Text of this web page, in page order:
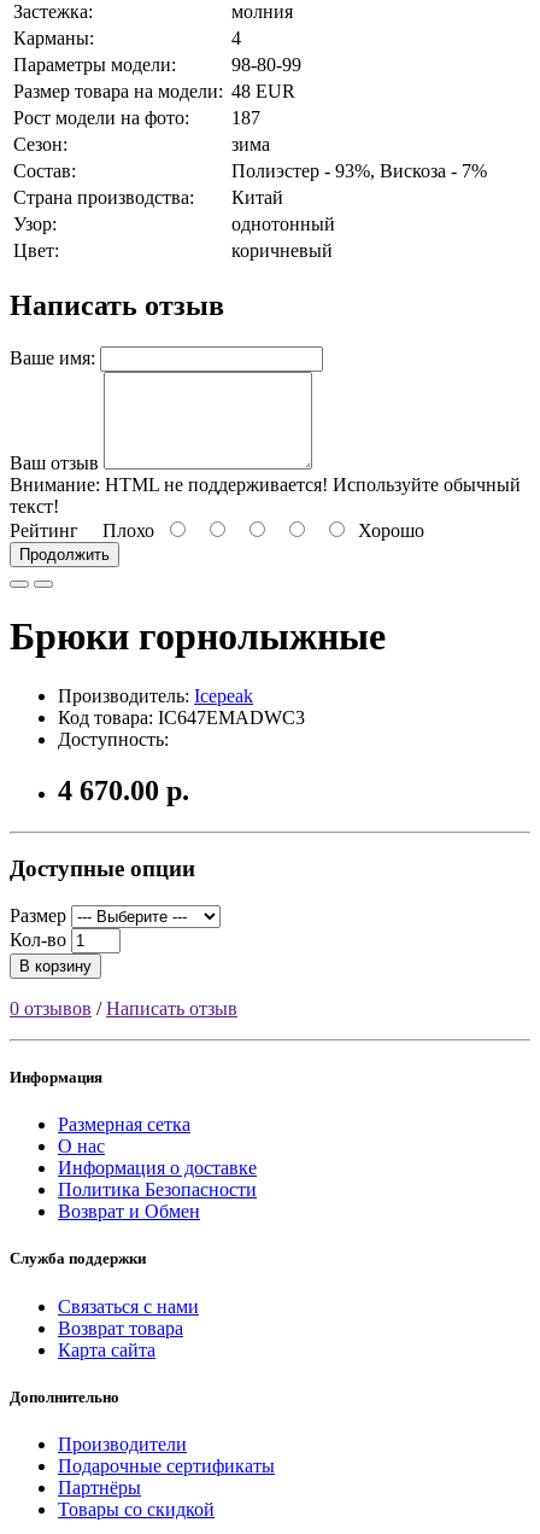
Застежка:
молния
Карманы:
4
Параметры модели:
98-80-99
Размер товара на модели: 48 EUR
Рост модели на фото:
187
Сезон:
зима
Состав:
Полиэстер - 93%, Вискоза - 7%
Страна производства:
Китай
Узор:
однотонный
Цвет:
коричневый
Написать отзыв
Ваше имя:
Ваш отзыв
Внимание: HTML не поддерживается! Используйте обычный
текст!
Рейтинг Плохо Хорошо
Продолжить
Брюки горнолыжные
Производитель: Icepeak
Код товара: IC647EMADWC3
Доступность:
4 670.00 р.
Доступные опции
Размер
Кол-во
В корзину
0 отзывов /Написать отзыв
Информация
Размерная сетка
О нас
Информация о доставке
Политика Безопасности
Возврат и Обмен
Служба поддержки
Связаться с нами
Возврат товара
Карта сайта
Дополнительно
Производители
Подарочные сертификаты
Партнёры
Товары со скидкой